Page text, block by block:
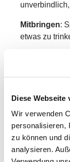
Diese Webseite
Wir verwenden
personalisieren,
zu können und
analysieren.
Mitbringen:
etwas zu
Weitere Infos